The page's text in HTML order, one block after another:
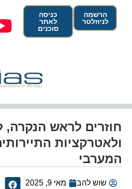
הרשמה
לניוזלטר
כניסה
לאתר
סוכנים
חוזרים לראש הנקרה,
ולאטרקציות התיירותית
המערבי
שוש להב
מאי 9, 2025